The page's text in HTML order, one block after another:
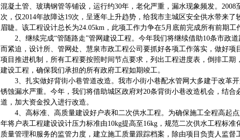
混凝土管、玻璃钢管等铺设，运行约30年，老化严重，漏水现象频发。
次，仅2014年故障达19次，呈逐年上升趋势，给我市主城区安全供水带来
眉睫。该工程设计总长为24.05km，此项工作力争在5月底前完成所有前期工
2、继续完成“管随路走”管网建设工程。今年我们将继续借助10条市政
而紧迫，设计所、管网处、慧泉市政工程公司要抓好各项工作落实，做好
项目推进机制，所有工程要按照时间节点要求，列出工程进度表，倒排工
建设工程，确保我们承担的所有政府工程如期竣工。
3、扎实做好背街小巷管道改造。我市小街小巷配水管网大多建于改革
锈蚀漏水严重。今年，我们将借助城区政府对20条背街小巷改造机会，结
道，加大资金投入进行改造。
4、高标准、高质量建设好户表和二次供水工程。为确保施工全程高起
年将户表工程建设设计压力标准由10kg提高至16kg，规范二次供水工程标
质量管理和服务的监管力度，建立施工质量跟踪档案，除由项目负责人监